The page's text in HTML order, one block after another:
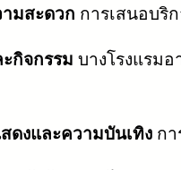
มสะดวก การเสนอบริ
กิจกรรม บางโรงแรม
ดงและความบันเทิง ก